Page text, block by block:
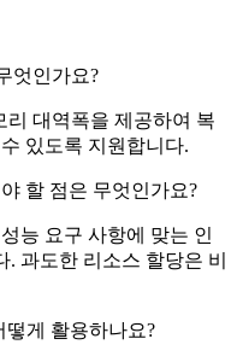
엇인가요?
리 대역폭을 제공하여 복
있도록 지원합니다.
할 점은 무엇인가요?
능 요구 사항에 맞는 인
과도한 리소스 할당은 비
떻게 활용하나요?